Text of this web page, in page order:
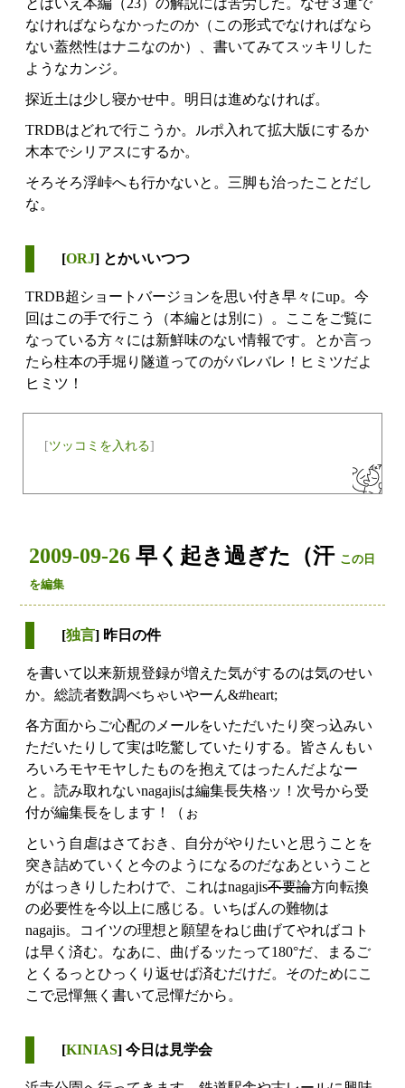
なければならなかったのか（この形式でなければなら
ない蓋然性はナニなのか）、書いてみてスッキリした
ようなカンジ。
探近土は少し寝かせ中。明日は進めなければ。
TRDBはどれで行こうか。ルポ入れて拡大版にするか
木本でシリアスにするか。
そろそろ浮峠へも行かないと。三脚も治ったことだし
な。
[ORJ] とかいいつつ
TRDB超ショートバージョンを思い付き早々にup。今
回はこの手で行こう（本編とは別に）。ここをご覧に
なっている方々には新鮮味のない情報です。とか言っ
たら柱本の手堀り隧道ってのがバレバレ！ヒミツだよ
ヒミツ！
[ツッコミを入れる]
2009-09-26 早く起き過ぎた（汗 この日
を編集
[独言] 昨日の件
を書いて以来新規登録が増えた気がするのは気のせい
か。総読者数調べちゃいやーん&#heart;
各方面からご心配のメールをいただいたり突っ込みい
ただいたりして実は吃驚していたりする。皆さんもい
ろいろモヤモヤしたものを抱えてはったんだよなー
と。読み取れないnagajisは編集長失格ッ！次号から受
付が編集長をします！（ぉ
という自虐はさておき、自分がやりたいと思うことを
突き詰めていくと今のようになるのだなあということ
がはっきりしたわけで、これはnagajis不要論方向転換
の必要性を今以上に感じる。いちばんの難物は
nagajis。コイツの理想と願望をねじ曲げてやればコト
は早く済む。なあに、曲げるッたって180°だ、まるご
とくるっとひっくり返せば済むだけだ。そのためにこ
こで忌憚無く書いて忌憚だから。
[KINIAS] 今日は見学会